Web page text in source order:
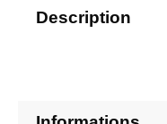
Description